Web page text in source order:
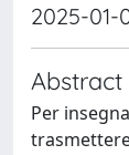
2025-01-
Abstract
Per